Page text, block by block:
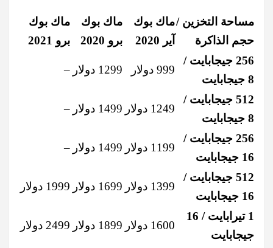
مساحة التخزين /
حجم الذاكرة
ماك بوك
آير 2020
ماك بوك
برو 2020
ماك بوك
برو 2021
256 جيجابايت /
8 جيجابايت
999 دولار 1299 دولار –
512 جيجابايت /
8 جيجابايت
1249 دولار 1499 دولار –
256 جيجابايت /
16 جيجابايت
1199 دولار 1499 دولار –
512 جيجابايت /
16 جيجابايت
1399 دولار 1699 دولار 1999 دولار
1 تيرابايت / 16
جيجابايت
1600 دولار 1899 دولار 2499 دولار